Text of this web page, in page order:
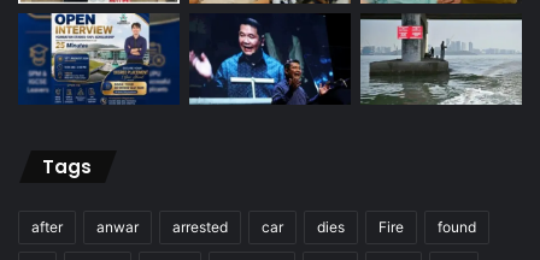
Tags
after anwar arrested car dies Fire found